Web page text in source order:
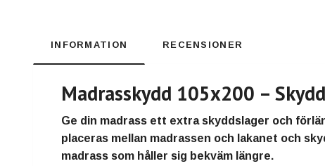
INFORMATION RECENSIONER
Madrasskydd 105x200 –
Ge din madrass ett extra skyddslager och
placeras mellan madrassen och lakanet och
madrass som håller sig bekväm längre.